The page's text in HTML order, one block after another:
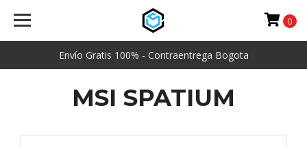
Envío Gratis 100% - Contraentrega Bogota
0
MSI SPATIUM